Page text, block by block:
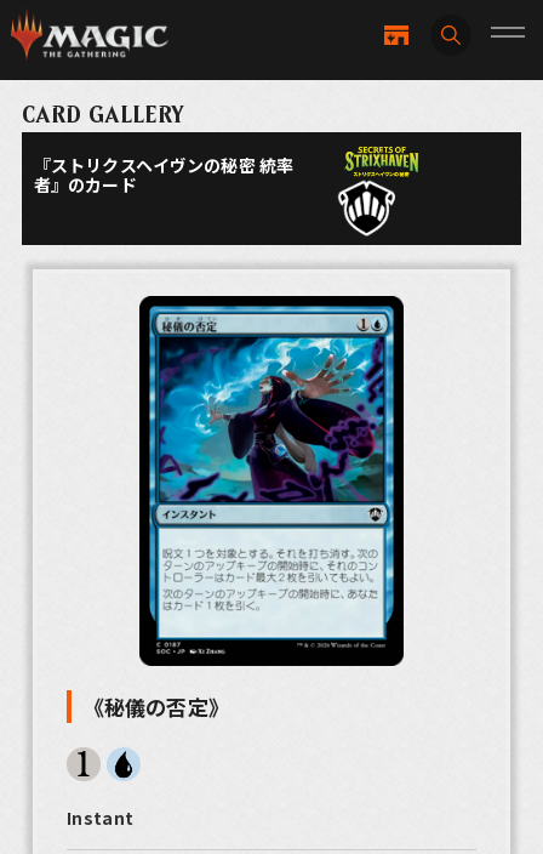
CARD GALLERY
『ストリクスヘイヴンの秘密 統率
者』のカード
《秘儀の否定》
Instant